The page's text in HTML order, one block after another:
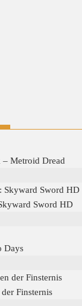
Metroid Dread
Sword HD
Days
Finsternis